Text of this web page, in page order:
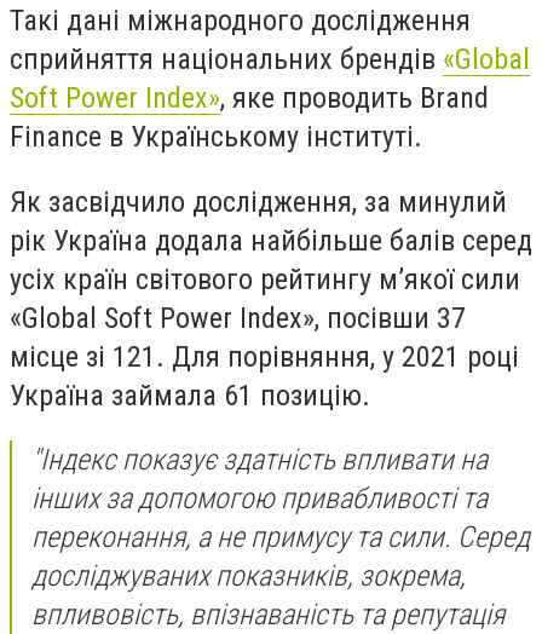
Такі дані міжнародного дослідження
сприйняття національних брендів «Global
Soft Power Index», яке проводить Brand
Finance в Українському інституті.
Як засвідчило дослідження, за минулий
рік Україна додала найбільше балів серед
усіх країн світового рейтингу м’якої сили
«Global Soft Power Index», посівши 37
місце зі 121. Для порівняння, у 2021 році
Україна займала 61 позицію.
"Індекс показує здатність впливати на
інших за допомогою привабливості та
переконання, а не примусу та сили. Серед
досліджуваних показників, зокрема,
впливовість, впізнаваність та репутація